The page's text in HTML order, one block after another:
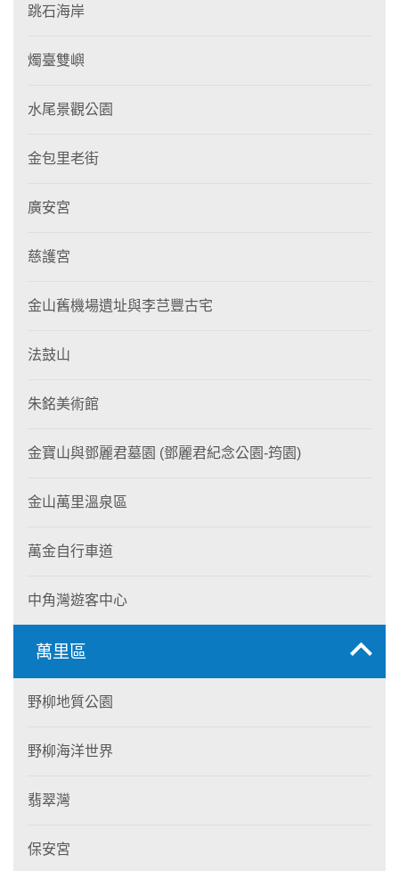
跳石海岸
燭臺雙嶼
水尾景觀公園
金包里老街
廣安宮
慈護宮
金山舊機場遺址與李芑豐古宅
法鼓山
朱銘美術館
金寶山與鄧麗君墓園 (鄧麗君紀念公園-筠園)
金山萬里溫泉區
萬金自行車道
中角灣遊客中心
萬里區
野柳地質公園
野柳海洋世界
翡翠灣
保安宮